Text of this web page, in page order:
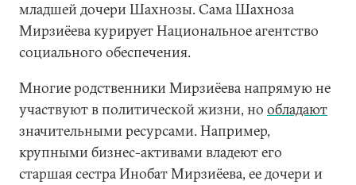
младшей дочери Шахнозы. Сама Шахноза
Мирзиёева курирует Национальное агентство
социального обеспечения.
Многие родственники Мирзиёева напрямую не
участвуют в политической жизни, но обладают
значительными ресурсами. Например,
крупными бизнес-активами владеют его
старшая сестра Инобат Мирзиёева, ее дочери и